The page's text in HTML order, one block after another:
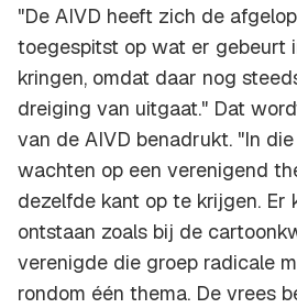
"De AIVD heeft zich de
toegespitst op wat er gebeurt
kringen, omdat daar nog
dreiging van uitgaat." Dat
van de AIVD benadrukt. "In
wachten op een verenigend
dezelfde kant op te krijgen. Er
ontstaan zoals bij de
verenigde die groep radicale
rondom één thema. De vrees